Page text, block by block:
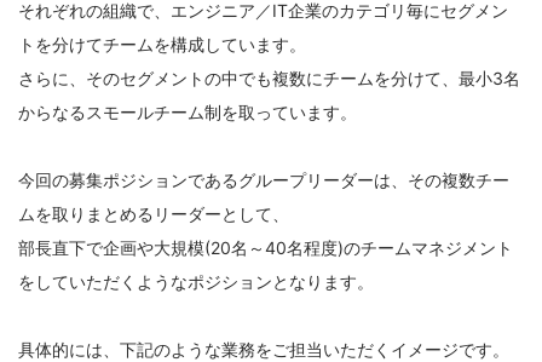
それぞれの組織で、エンジニア／IT企業のカテゴリ毎にセグメン
トを分けてチームを構成しています。
さらに、そのセグメントの中でも複数にチームを分けて、最小3名
からなるスモールチーム制を取っています。
今回の募集ポジションであるグループリーダーは、その複数チー
ムを取りまとめるリーダーとして、
部長直下で企画や大規模(20名～40名程度)のチームマネジメント
をしていただくようなポジションとなります。
具体的には、下記のような業務をご担当いただくイメージです。